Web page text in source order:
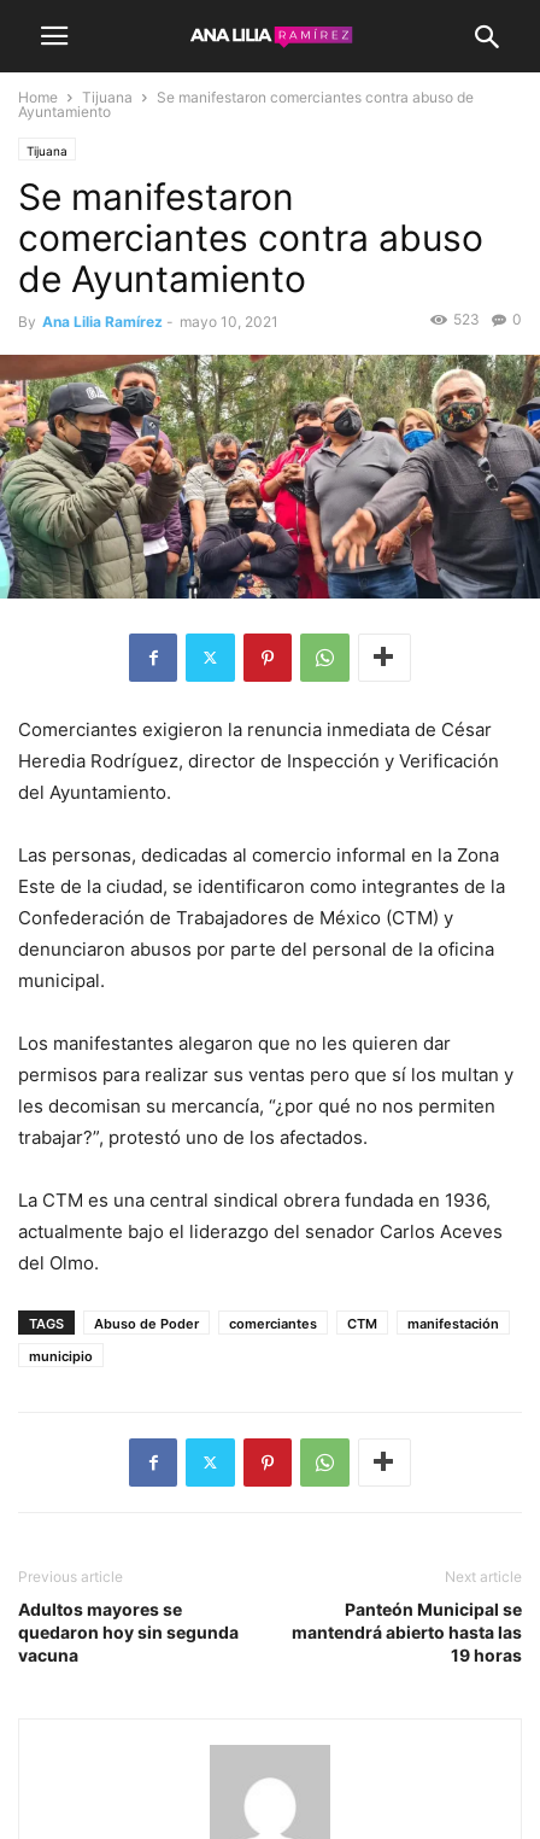
Home Tijuana
Se manifestaron comerciantes contra abuso de
Ayuntamiento
Tijuana
Se manifestaron
comerciantes contra abuso
de Ayuntamiento
By Ana Lilia Ramírez - mayo 10, 2021 0
523
Comerciantes exigieron la renuncia inmediata de César
Heredia Rodríguez, director de Inspección y Verificación
del Ayuntamiento.
Las personas, dedicadas al comercio informal en la Zona
Este de la ciudad, se identificaron como integrantes de la
Confederación de Trabajadores de México (CTM) y
denunciaron abusos por parte del personal de la oficina
municipal.
Los manifestantes alegaron que no les quieren dar
permisos para realizar sus ventas pero que sí los multan y
les decomisan su mercancía, “¿por qué no nos permiten
trabajar?”, protestó uno de los afectados.
La CTM es una central sindical obrera fundada en 1936,
actualmente bajo el liderazgo del senador Carlos Aceves
del Olmo.
TAGS Abuso de Poder comerciantes CTM
manifestación
municipio
Previous article
Adultos mayores se
quedaron hoy sin segunda
vacuna
Next article
Panteón Municipal se
mantendrá abierto hasta las
19 horas